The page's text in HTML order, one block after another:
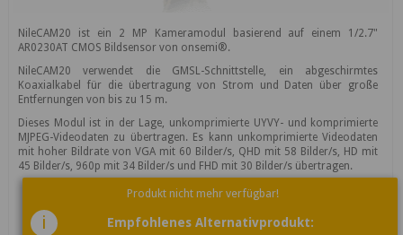
NileCAM20 ist ein 2 MP Kameramodul basierend auf einem 1/2.7"
AR0230AT CMOS Bildsensor von onsemi®.
NileCAM20 verwendet die GMSL-Schnittstelle, ein abgeschirmtes
Koaxialkabel für die übertragung von Strom und Daten über große
Entfernungen von bis zu 15 m.
Dieses Modul ist in der Lage, unkomprimierte UYVY- und komprimierte
MJPEG-Videodaten zu übertragen. Es kann unkomprimierte Videodaten
mit hoher Bildrate von VGA mit 60 Bilder/s, QHD mit 58 Bilder/s, HD mit
45 Bilder/s, 960p mit 34 Bilder/s und FHD mit 30 Bilder/s übertragen.
i
Produkt nicht mehr verfügbar!
Empfohlenes Alternativprodukt: